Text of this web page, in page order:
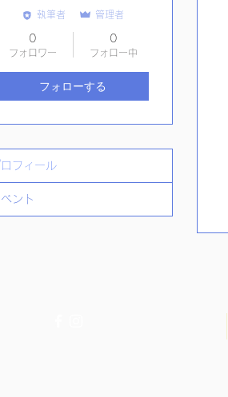
執筆者 管理者
0
フォロワー
0
フォロー中
フォローする
フィール
ント